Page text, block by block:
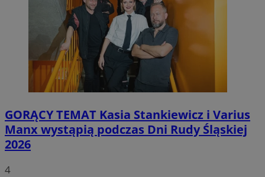
GORĄCY TEMAT Kasia Stankiewicz i Varius
Manx wystąpią podczas Dni Rudy Śląskiej
2026
4